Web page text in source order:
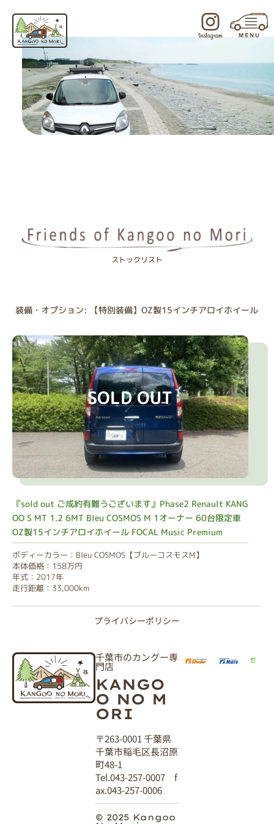
ストックリスト
装備・オプション: 【特別装備】OZ製15インチアロイホイール
SOLD OUT
『sold out ご成約有難うございます』Phase2 Renault KANG
OO S MT 1.2 6MT Bleu COSMOS M 1オーナー 60台限定車
OZ製15インチアロイホイール FOCAL Music Premium
ボディーカラー：Bleu COSMOS【ブルーコスモスM】
本体価格：158万円
年式：2017年
走行距離：33,000km
プライバシーポリシー
千葉市のカングー専
門店
KANGO
O NO M
ORI
〒263-0001 千葉県
千葉市稲毛区長沼原
町48-1
Tel.043-257-0007 f
ax.043-257-0006
© 2025 Kangoo